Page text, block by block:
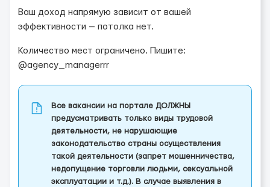
Ваш доход напрямую зависит от вашей
эффективности — потолка нет.
Количество мест ограничено. Пишите:
@agency_managerrr
Все вакансии на портале ДОЛЖНЫ
предусматривать только виды трудовой
деятельности, не нарушающие
законодательство страны осуществления
такой деятельности (запрет мошенничества,
недопущение торговли людьми, сексуальной
эксплуатации и т.д.). В случае выявления в